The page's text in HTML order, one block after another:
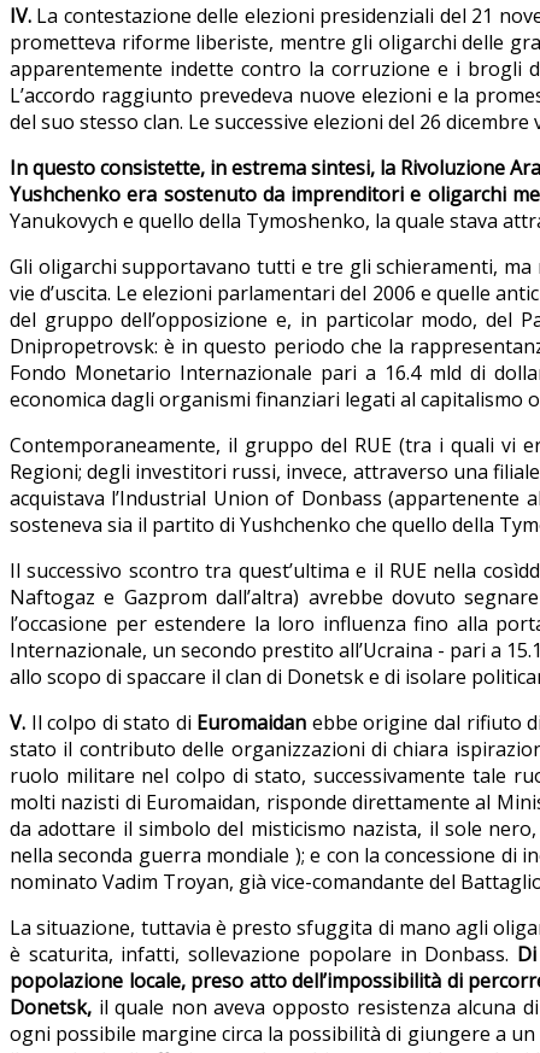
IV. La contestazione delle elezioni presidenziali del 21
prometteva riforme liberiste, mentre gli oligarchi delle
apparentemente indette contro la corruzione e i brogli
L’accordo raggiunto prevedeva nuove elezioni e la
del suo stesso clan. Le successive elezioni del 26
In questo consistette, in estrema sintesi, la Rivoluzione
Yushchenko era sostenuto da imprenditori e oligarchi
Yanukovych e quello della Tymoshenko, la quale stava
Gli oligarchi supportavano tutti e tre gli schieramenti,
vie d’uscita. Le elezioni parlamentari del 2006 e quelle
del gruppo dell’opposizione e, in particolar modo, del
Dnipropetrovsk: è in questo periodo che la
Fondo Monetario Internazionale pari a 16.4 mld di
economica dagli organismi finanziari legati al capitalismo
Contemporaneamente, il gruppo del RUE (tra i quali vi
Regioni; degli investitori russi, invece, attraverso una
acquistava l’Industrial Union of Donbass (appartenente
sosteneva sia il partito di Yushchenko che quello della
Il successivo scontro tra quest’ultima e il RUE nella
Naftogaz e Gazprom dall’altra) avrebbe dovuto
l’occasione per estendere la loro influenza fino alla
Internazionale, un secondo prestito all’Ucraina - pari a
allo scopo di spaccare il clan di Donetsk e di isolare
V. Il colpo di stato di Euromaidan ebbe origine dal rifiuto
stato il contributo delle organizzazioni di chiara
ruolo militare nel colpo di stato, successivamente tale
molti nazisti di Euromaidan, risponde direttamente al
da adottare il simbolo del misticismo nazista, il sole
nella seconda guerra mondiale ); e con la concessione di
nominato Vadim Troyan, già vice-comandante del
La situazione, tuttavia è presto sfuggita di mano agli
è scaturita, infatti, sollevazione popolare in Donbass.
popolazione locale, preso atto dell’impossibilità di
Donetsk, il quale non aveva opposto resistenza alcuna
ogni possibile margine circa la possibilità di giungere a